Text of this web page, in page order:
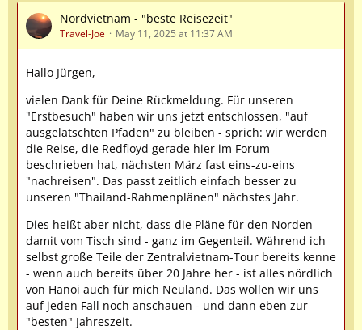
Nordvietnam - "beste Reisezeit"
Travel-Joe May 11, 2025 at 11:37 AM
Hallo Jürgen,
vielen Dank für Deine Rückmeldung. Für unseren
"Erstbesuch" haben wir uns jetzt entschlossen, "auf
ausgelatschten Pfaden" zu bleiben - sprich: wir werden
die Reise, die Redfloyd gerade hier im Forum
beschrieben hat, nächsten März fast eins-zu-eins
"nachreisen". Das passt zeitlich einfach besser zu
unseren "Thailand-Rahmenplänen" nächstes Jahr.
Dies heißt aber nicht, dass die Pläne für den Norden
damit vom Tisch sind - ganz im Gegenteil. Während ich
selbst große Teile der Zentralvietnam-Tour bereits kenne
- wenn auch bereits über 20 Jahre her - ist alles nördlich
von Hanoi auch für mich Neuland. Das wollen wir uns
auf jeden Fall noch anschauen - und dann eben zur
"besten" Jahreszeit.